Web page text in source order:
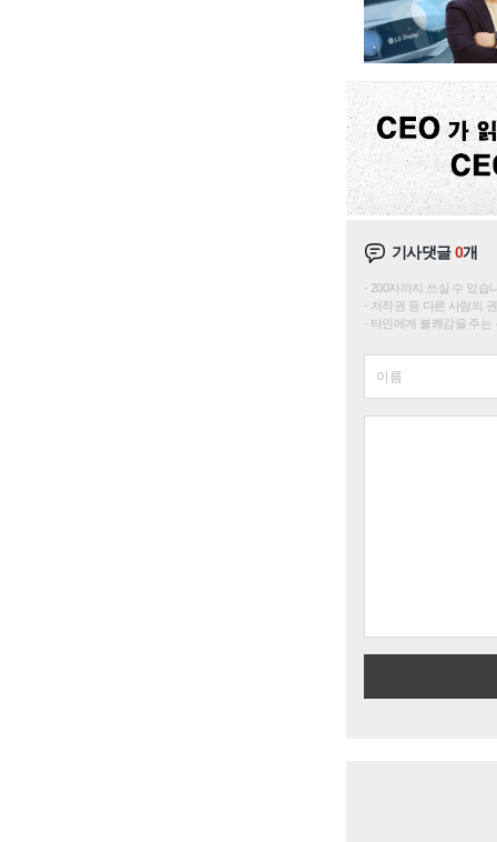
기사댓글0개
200자까지 쓰실 수 있습
저작권 등 다른 사람의
타인에게 불쾌감을 주는